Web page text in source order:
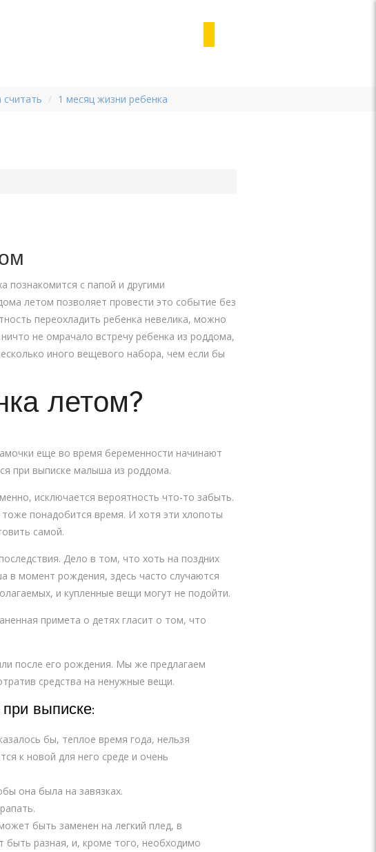
считать 1 месяц жизни ребенка
познакомится с папой и другими
летом позволяет провести это событие без
переохладить ребенка невелика, можно
не омрачало встречу ребенка из роддома,
иного вещевого набора, чем если бы
летом?
еще во время беременности начинают
при выписке малыша из роддома.
исключается вероятность что-то забыть.
понадобится время. И хотя эти хлопоты
самой.
Дело в том, что хоть на поздних
в момент рождения, здесь часто случаются
и купленные вещи могут не подойти.
примета о детях гласит о том, что
после его рождения. Мы же предлагаем
средства на ненужные вещи.
выписке:
бы, теплое время года, нельзя
к новой для него среде и очень
она была на завязках.
быть заменен на легкий плед, в
разная, и, кроме того, необходимо